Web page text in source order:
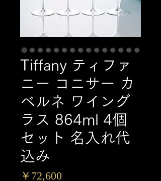
Tiffany ティファ
ニー コニサー カ
ベルネ ワイング
ラス 864ml 4個
セット 名入れ代
込み
￥72,600価